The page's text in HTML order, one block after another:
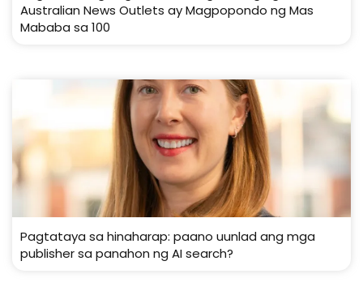
Australian News Outlets ay Magpopondo ng Mas
Mababa sa 100
Pagtataya sa hinaharap: paano uunlad ang mga
publisher sa panahon ng AI search?